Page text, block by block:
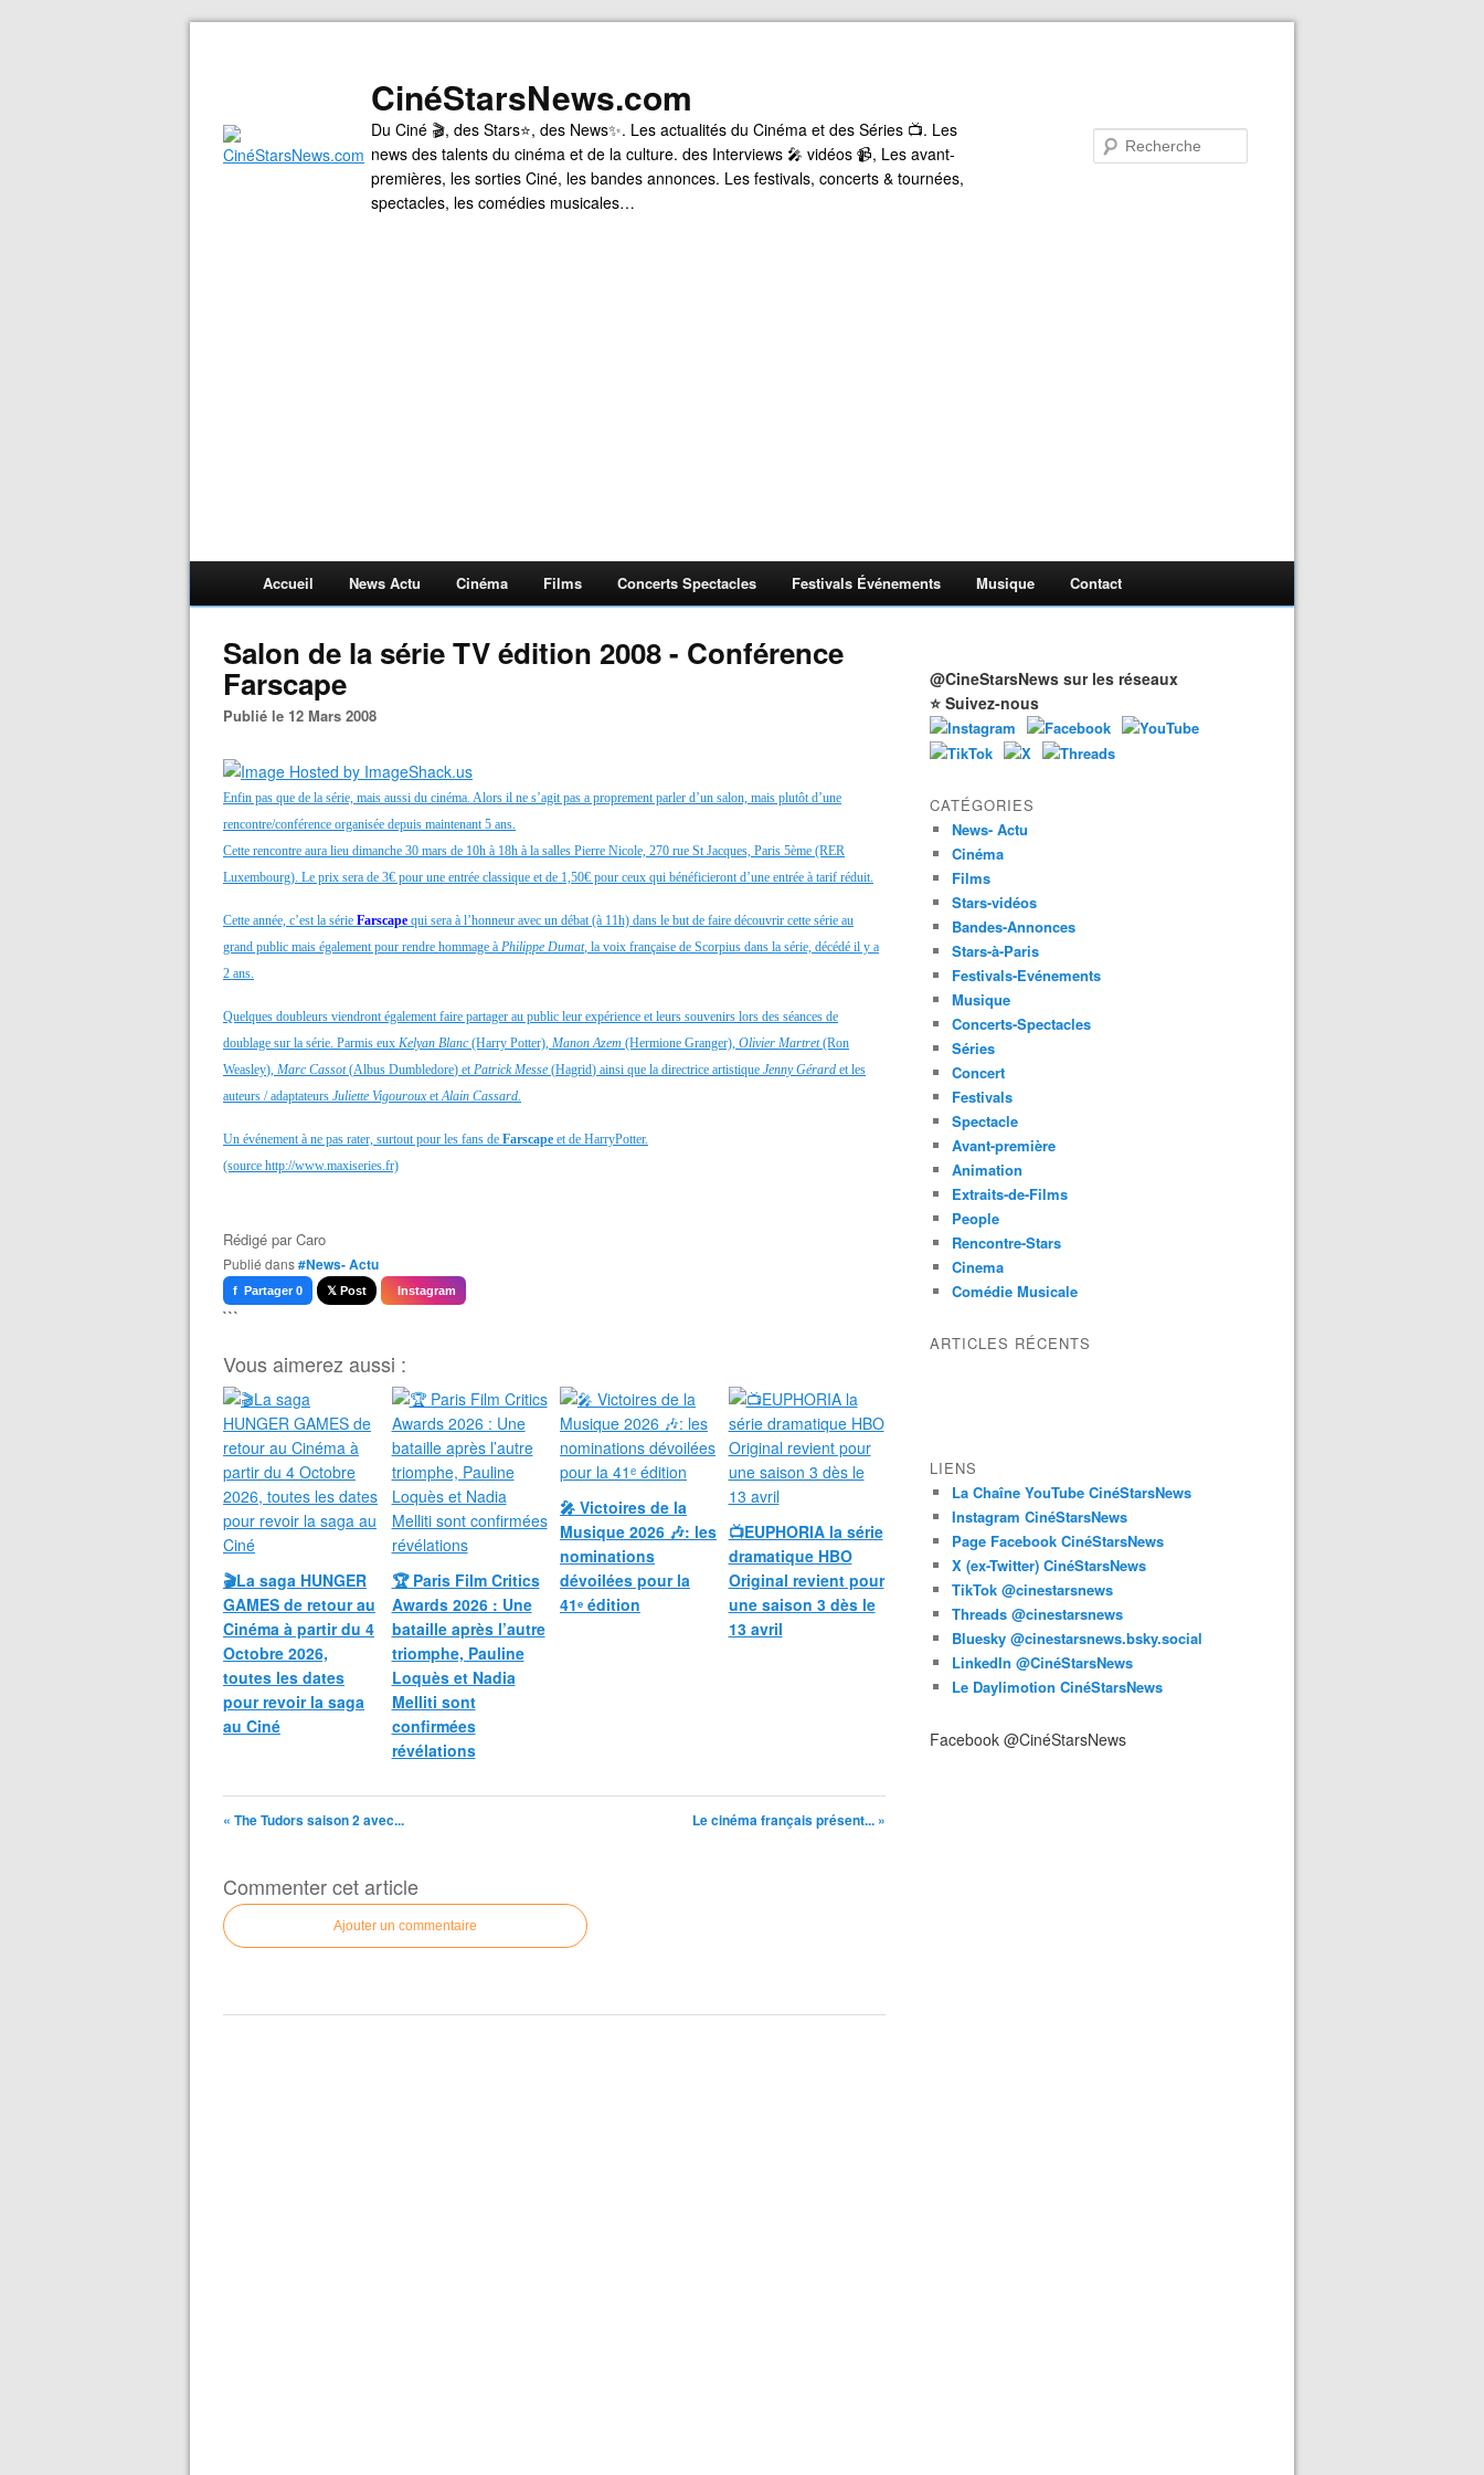
CinéStarsNews.com
Du Ciné 🎬, des Stars⭐, des News✨. Les actualités du Cinéma et des Séries 📺. Les
news des talents du cinéma et de la culture. des Interviews 🎤 vidéos 📹, Les avant-
premières, les sorties Ciné, les bandes annonces. Les festivals, concerts & tournées,
spectacles, les comédies musicales…
Accueil News Actu Cinéma Films Concerts Spectacles Festivals Événements Musique Contact
Salon de la série TV édition 2008 - Conférence
Farscape
Publié le 12 Mars 2008
Enfin pas que de la série, mais aussi du cinéma. Alors il ne s’agit pas a proprement parler d’un salon, mais plutôt d’une
rencontre/conférence organisée depuis maintenant 5 ans.
Cette rencontre aura lieu dimanche 30 mars de 10h à 18h à la salles Pierre Nicole, 270 rue St Jacques, Paris 5ème (RER
Luxembourg). Le prix sera de 3€ pour une entrée classique et de 1,50€ pour ceux qui bénéficieront d’une entrée à tarif réduit.
Cette année, c’est la série Farscape qui sera à l’honneur avec un débat (à 11h) dans le but de faire découvrir cette série au
grand public mais également pour rendre hommage à Philippe Dumat, la voix française de Scorpius dans la série, décédé il y a
2 ans.
Quelques doubleurs viendront également faire partager au public leur expérience et leurs souvenirs lors des séances de
doublage sur la série. Parmis eux Kelyan Blanc (Harry Potter), ManonAzem (Hermione Granger), Olivier Martret (Ron
Weasley), Marc Cassot (Albus Dumbledore) et Patrick Messe (Hagrid) ainsi que la directrice artistique Jenny Gérard et les
auteurs / adaptateurs Juliette Vigouroux et Alain Cassard.
Un événement à ne pas rater, surtout pour les fans de Farscape etde HarryPotter.
(source http://www.maxiseries.fr)
Rédigé parCaro
Publié dans#News- Actu
f Partager 0 𝕏 Post Instagram
```
Vous aimerez aussi :
🎬La saga HUNGER
GAMES de retour au
Cinéma à partir du 4
Octobre 2026,
toutes les dates
pour revoir la saga
au Ciné
🏆 Paris Film Critics
Awards 2026 : Une
bataille après l’autre
triomphe, Pauline
Loquès et Nadia
Melliti sont
confirmées
révélations
🎤 Victoires de la
Musique 2026 🎶: les
nominations
dévoilées pour la
41ᵉ édition
📺EUPHORIA la série
dramatique HBO
Original revient pour
une saison 3 dès le
13 avril
« The Tudors saison 2 avec... Le cinéma français présent... »
Commenter cet article
Ajouter un commentaire
@CineStarsNews sur les réseaux
⭐ Suivez-nous
CATÉGORIES
News- Actu
Cinéma
Films
Stars-vidéos
Bandes-Annonces
Stars-à-Paris
Festivals-Evénements
Musique
Concerts-Spectacles
Séries
Concert
Festivals
Spectacle
Avant-première
Animation
Extraits-de-Films
People
Rencontre-Stars
Cinema
Comédie Musicale
ARTICLES RÉCENTS
LIENS
La Chaîne YouTube CinéStarsNews
Instagram CinéStarsNews
Page Facebook CinéStarsNews
X (ex-Twitter) CinéStarsNews
TikTok @cinestarsnews
Threads @cinestarsnews
Bluesky @cinestarsnews.bsky.social‬
LinkedIn @CinéStarsNews
Le Daylimotion CinéStarsNews
Facebook @CinéStarsNews